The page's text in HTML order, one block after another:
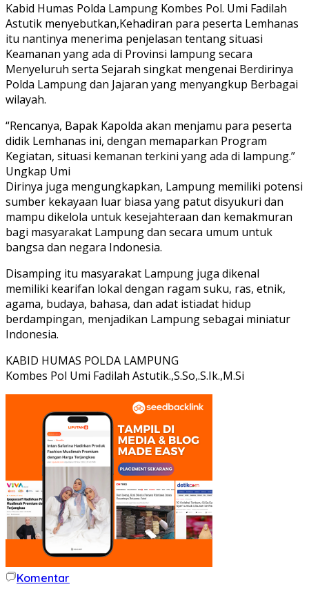
Kabid Humas Polda Lampung Kombes Pol. Umi Fadilah
Astutik menyebutkan,Kehadiran para peserta Lemhanas
itu nantinya menerima penjelasan tentang situasi
Keamanan yang ada di Provinsi lampung secara
Menyeluruh serta Sejarah singkat mengenai Berdirinya
Polda Lampung dan Jajaran yang menyangkup Berbagai
wilayah.
“Rencanya, Bapak Kapolda akan menjamu para peserta
didik Lemhanas ini, dengan memaparkan Program
Kegiatan, situasi kemanan terkini yang ada di lampung.”
Ungkap Umi
Dirinya juga mengungkapkan, Lampung memiliki potensi
sumber kekayaan luar biasa yang patut disyukuri dan
mampu dikelola untuk kesejahteraan dan kemakmuran
bagi masyarakat Lampung dan secara umum untuk
bangsa dan negara Indonesia.
Disamping itu masyarakat Lampung juga dikenal
memiliki kearifan lokal dengan ragam suku, ras, etnik,
agama, budaya, bahasa, dan adat istiadat hidup
berdampingan, menjadikan Lampung sebagai miniatur
Indonesia.
KABID HUMAS POLDA LAMPUNG
Kombes Pol Umi Fadilah Astutik.,S.So,.S.Ik.,M.Si
Komentar